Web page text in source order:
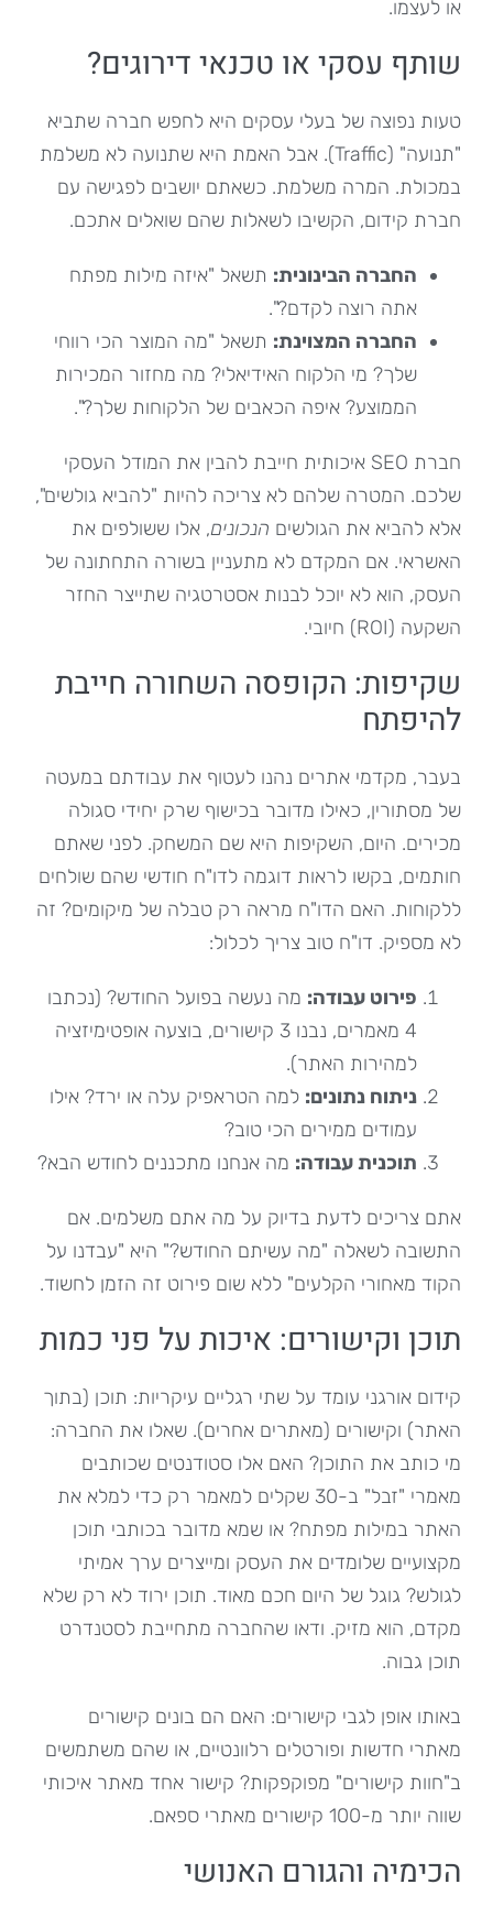
או לעצמו.
שותף עסקי או טכנאי דירוגים?
טעות נפוצה של בעלי עסקים היא לחפש חברה שתביא
"תנועה" (Traffic). אבל האמת היא שתנועה לא משלמת
במכולת. המרה משלמת. כשאתם יושבים לפגישה עם
חברת קידום, הקשיבו לשאלות שהם שואלים אתכם.
החברה הבינונית: תשאל "איזה מילות מפתח
אתה רוצה לקדם?".
החברה המצוינת: תשאל "מה המוצר הכי רווחי
שלך? מי הלקוח האידיאלי? מה מחזור המכירות
הממוצע? איפה הכאבים של הלקוחות שלך?".
חברת SEO איכותית חייבת להבין את המודל העסקי
שלכם. המטרה שלהם לא צריכה להיות "להביא גולשים",
אלא להביא את הגולשים הנכונים, אלו ששולפים את
האשראי. אם המקדם לא מתעניין בשורה התחתונה של
העסק, הוא לא יוכל לבנות אסטרטגיה שתייצר החזר
השקעה (ROI) חיובי.
שקיפות: הקופסה השחורה חייבת
להיפתח
בעבר, מקדמי אתרים נהנו לעטוף את עבודתם במעטה
של מסתורין, כאילו מדובר בכישוף שרק יחידי סגולה
מכירים. היום, השקיפות היא שם המשחק. לפני שאתם
חותמים, בקשו לראות דוגמה לדו"ח חודשי שהם שולחים
ללקוחות. האם הדו"ח מראה רק טבלה של מיקומים? זה
לא מספיק. דו"ח טוב צריך לכלול:
פירוט עבודה: מה נעשה בפועל החודש? (נכתבו
4 מאמרים, נבנו 3 קישורים, בוצעה אופטימיזציה
למהירות האתר).
ניתוח נתונים: למה הטראפיק עלה או ירד? אילו
עמודים ממירים הכי טוב?
תוכנית עבודה: מה אנחנו מתכננים לחודש הבא?
אתם צריכים לדעת בדיוק על מה אתם משלמים. אם
התשובה לשאלה "מה עשיתם החודש?" היא "עבדנו על
הקוד מאחורי הקלעים" ללא שום פירוט זה הזמן לחשוד.
תוכן וקישורים: איכות על פני כמות
קידום אורגני עומד על שתי רגליים עיקריות: תוכן (בתוך
האתר) וקישורים (מאתרים אחרים). שאלו את החברה:
מי כותב את התוכן? האם אלו סטודנטים שכותבים
מאמרי "זבל" ב-30 שקלים למאמר רק כדי למלא את
האתר במילות מפתח? או שמא מדובר בכותבי תוכן
מקצועיים שלומדים את העסק ומייצרים ערך אמיתי
לגולש? גוגל של היום חכם מאוד. תוכן ירוד לא רק שלא
מקדם, הוא מזיק. ודאו שהחברה מתחייבת לסטנדרט
תוכן גבוה.
באותו אופן לגבי קישורים: האם הם בונים קישורים
מאתרי חדשות ופורטלים רלוונטיים, או שהם משתמשים
ב"חוות קישורים" מפוקפקות? קישור אחד מאתר איכותי
שווה יותר מ-100 קישורים מאתרי ספאם.
הכימיה והגורם האנושי